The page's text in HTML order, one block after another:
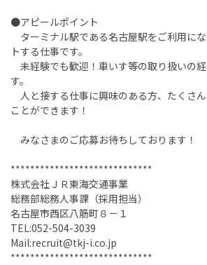
●アピールポイント
ターミナル駅である名古屋駅をご利用に
トする仕事です。
未経験でも歓迎！車いす等の取り扱いの
す。
人と接する仕事に興味のある方、たくさ
ことができます！
みなさまのご応募お待ちしております！
*****************************
株式会社ＪＲ東海交通事業
総務部総務人事課（採用担当）
名古屋市西区八筋町８－１
TEL:052-504-3039
Mail:recruit@tkj-i.co.jp
*****************************